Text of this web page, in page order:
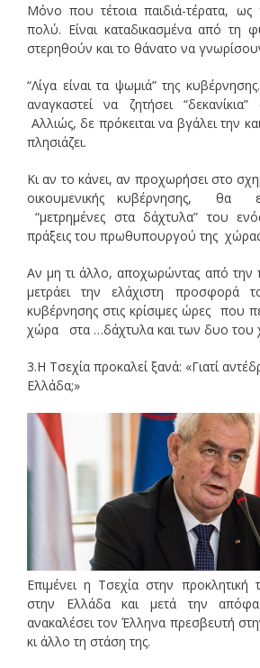
Μόνο που τέτοια παιδιά-τέρατα,
πολύ. Είναι καταδικασμένα από τη
στερηθούν και το θάνατο να
“Λίγα είναι τα ψωμιά” της
αναγκαστεί να ζητήσει
Αλλιώς, δε πρόκειται να βγάλει την
πλησιάζει.
Κι αν το κάνει, αν προχωρήσει στο
οικουμενικής κυβέρνησης, θα
“μετρημένες στα δάχτυλα” του
πράξεις του πρωθυπουργού της
Αν μη τι άλλο, αποχωρώντας από την
μετράει την ελάχιστη προσφορά
κυβέρνησης στις κρίσιμες ώρες που
χώρα στα …δάχτυλα και των δυο του
3.Η Τσεχία προκαλεί ξανά: «Γιατί
Ελλάδα;»
Επιμένει η Τσεχία στην προκλητική
στην Ελλάδα και μετά την
ανακαλέσει τον Έλληνα πρεσβευτή
κι άλλο τη στάση της.